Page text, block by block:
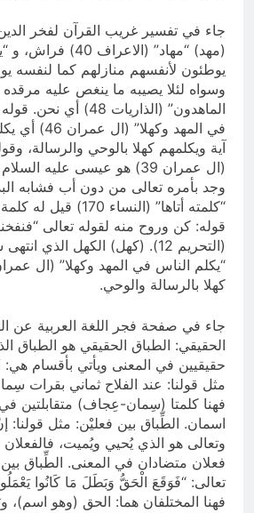
جاء في تفسير غريب القرآن لفخر
يوطئون لأنفسهم منازلهم كما
وسواه لئلا يصيبه ما ينغص عليه مرقده
الماهدون” (الذاريات
في المهد
آية ويكلمهم كهلا بالوحي والرسالة،
(ال عمران 39) هو عيسى عليه
وجد بأمره تعالى من دون أب فشابه
“كلمته أتاها” (النساء
قوله: كن وروح منه لقوله تعالى
(التحريم 12). (كهل) الكهل الذي
كهلا بالرسالة والوحي.
جاء في صفحة فجر اللغة العربية عن
الحقيقي: الطباق الحقيقي هو الطباق
حقيقيين في المعنى ويأتي بأقسام هي:
مثل قولنا: عند الفلاح ثماني بقرات
فهنا كلمتا (سِمان-عِجاف) متقابلتين
اسمان. الطِّباق بين فعليْن: مثل قولنا:
وتعالى هو الذي يُحيي ويُميت،
فعلان متضادان في المعنى. الطِّباق
فهنا المختلفان هما: الحق (وهو